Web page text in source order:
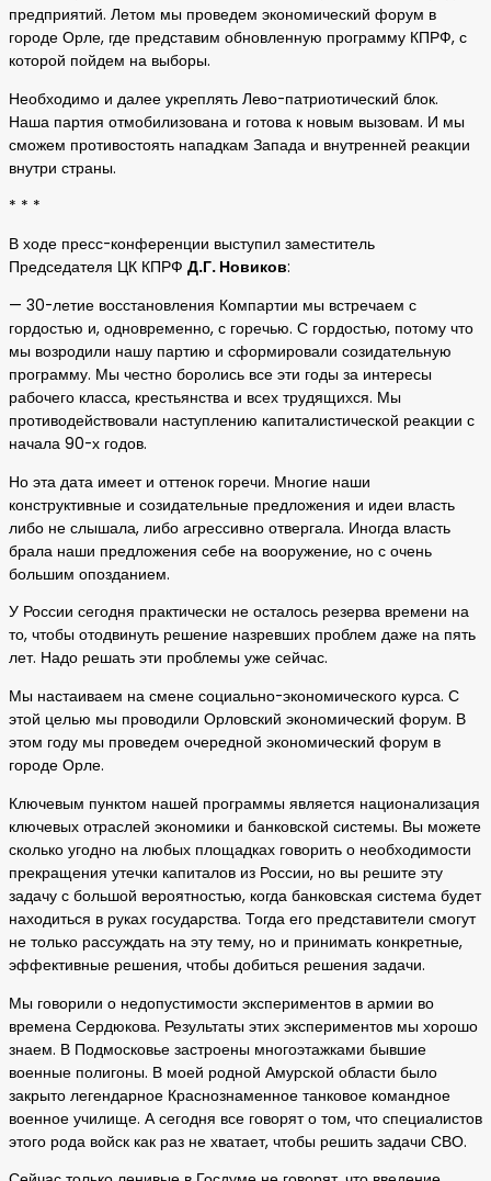
предприятий. Летом мы проведем экономический форум в
городе Орле, где представим обновленную программу КПРФ, с
которой пойдем на выборы.
Необходимо и далее укреплять Лево-патриотический блок.
Наша партия отмобилизована и готова к новым вызовам. И мы
сможем противостоять нападкам Запада и внутренней реакции
внутри страны.
* * *
В ходе пресс-конференции выступил заместитель
Председателя ЦК КПРФ Д.Г. Новиков:
— 30-летие восстановления Компартии мы встречаем с
гордостью и, одновременно, с горечью. С гордостью, потому что
мы возродили нашу партию и сформировали созидательную
программу. Мы честно боролись все эти годы за интересы
рабочего класса, крестьянства и всех трудящихся. Мы
противодействовали наступлению капиталистической реакции с
начала 90-х годов.
Но эта дата имеет и оттенок горечи. Многие наши
конструктивные и созидательные предложения и идеи власть
либо не слышала, либо агрессивно отвергала. Иногда власть
брала наши предложения себе на вооружение, но с очень
большим опозданием.
У России сегодня практически не осталось резерва времени на
то, чтобы отодвинуть решение назревших проблем даже на пять
лет. Надо решать эти проблемы уже сейчас.
Мы настаиваем на смене социально-экономического курса. С
этой целью мы проводили Орловский экономический форум. В
этом году мы проведем очередной экономический форум в
городе Орле.
Ключевым пунктом нашей программы является национализация
ключевых отраслей экономики и банковской системы. Вы можете
сколько угодно на любых площадках говорить о необходимости
прекращения утечки капиталов из России, но вы решите эту
задачу с большой вероятностью, когда банковская система будет
находиться в руках государства. Тогда его представители смогут
не только рассуждать на эту тему, но и принимать конкретные,
эффективные решения, чтобы добиться решения задачи.
Мы говорили о недопустимости экспериментов в армии во
времена Сердюкова. Результаты этих экспериментов мы хорошо
знаем. В Подмосковье застроены многоэтажками бывшие
военные полигоны. В моей родной Амурской области было
закрыто легендарное Краснознаменное танковое командное
военное училище. А сегодня все говорят о том, что специалистов
этого рода войск как раз не хватает, чтобы решить задачи СВО.